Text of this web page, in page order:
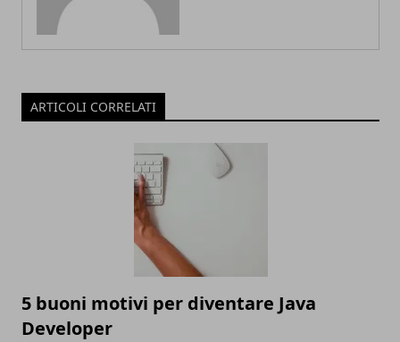
ARTICOLI CORRELATI
5 buoni motivi per diventare Java
Developer